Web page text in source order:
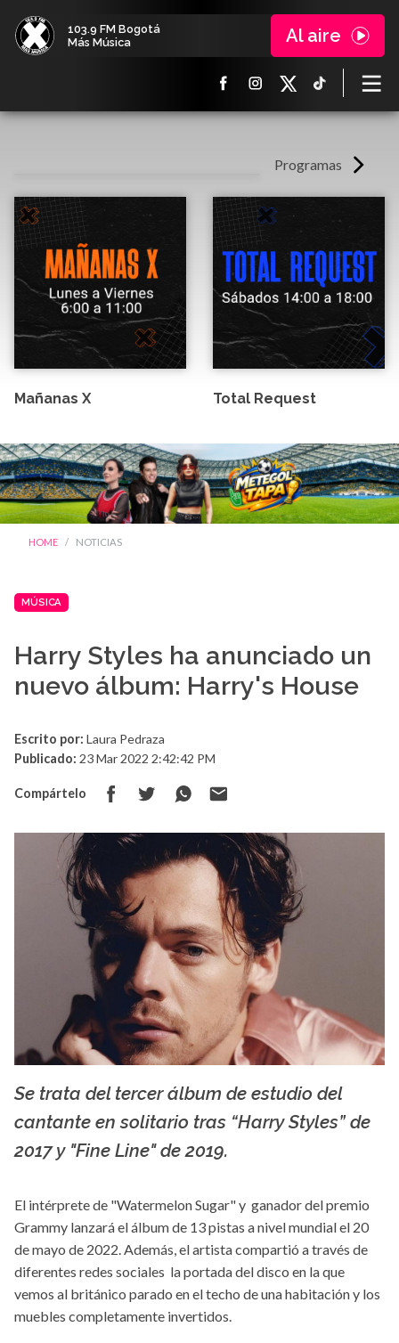
103.9 FM Bogotá
Más Música
Al aire
Programas
Mañanas X Total Request
HOME NOTICIAS
MÚSICA
Harry Styles ha anunciado un
nuevo álbum: Harry's House
Escrito por: Laura Pedraza
Publicado: 23 Mar 2022 2:42:42 PM
Compártelo
variety.com
Se trata del tercer álbum de estudio del
cantante en solitario tras “Harry Styles” de
2017 y "Fine Line" de 2019.
El intérprete de "Watermelon Sugar" y ganador del premio
Grammy lanzará el álbum de 13 pistas a nivel mundial el 20
de mayo de 2022. Además, el artista compartió a través de
diferentes redes sociales la portada del disco en la que
vemos al británico parado en el techo de una habitación y los
muebles completamente invertidos.